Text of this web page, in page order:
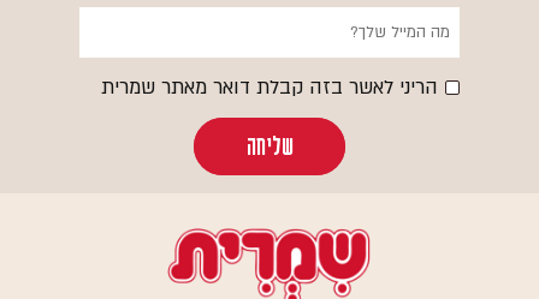
שאלות ותשובות
הריני לאשר בזה קבלת דואר מאתר שמרית
שליחה